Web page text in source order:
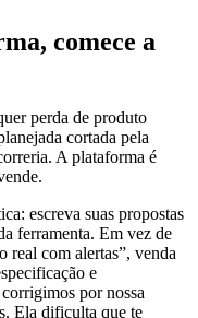
comece a
perda de produto
cortada pela
A plataforma é
escreva suas propostas
ferramenta. Em vez de
real com alertas”, venda
e
por nossa
Ela dificulta que te